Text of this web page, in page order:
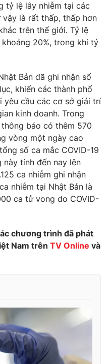
động sản
lòng Việt
mình bằng AI
điện tử số 483/GP-BTTTT
Hạnh, Phạm Quốc Thắng,
355 932
tỷ lệ lây nhiễm tại các
là rất thấp, thấp hơn
trên thế giới. Tỷ lệ
20%, trong khi tỷ
Bản đã ghi nhận số
khiến các thành phố
yêu cầu các cơ sở giải trí
kinh doanh. Trong
báo có thêm 570
vòng một ngày cao
số ca mắc COVID-19
tính đến nay lên
ca nhiễm ghi nhận
nhiễm tại Nhật Bản là
ca tử vong do COVID-
chương trình đã phát
Nam trên TV Online và